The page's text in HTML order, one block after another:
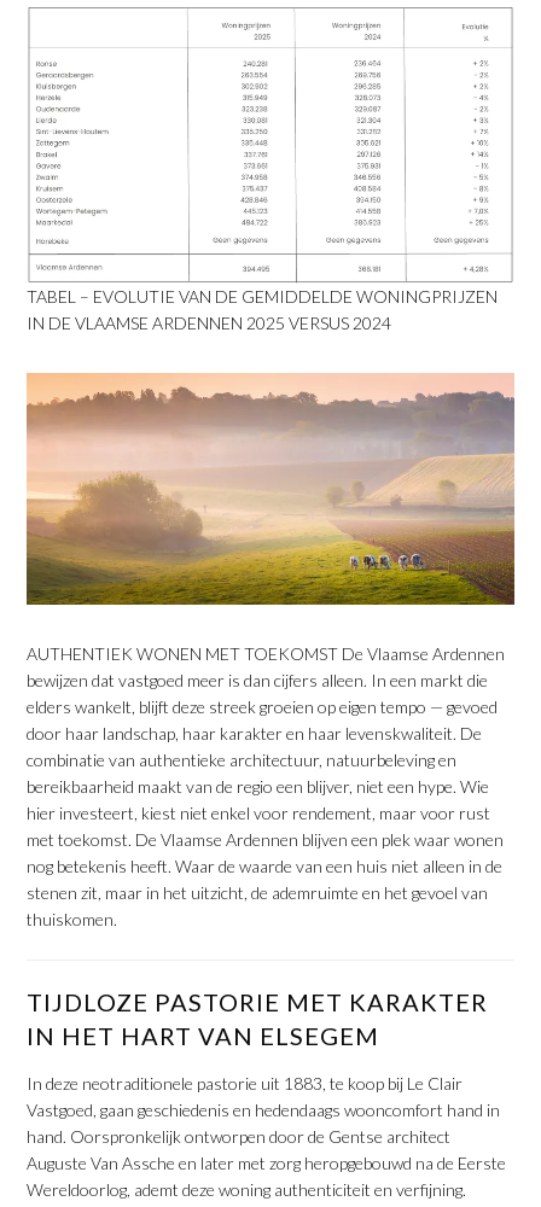
TABEL – EVOLUTIE VAN DE GEMIDDELDE WONINGPRIJZEN
IN DE VLAAMSE ARDENNEN 2025 VERSUS 2024
​AUTHENTIEK WONEN MET TOEKOMST De Vlaamse Ardennen
bewijzen dat vastgoed meer is dan cijfers alleen. In een markt die
elders wankelt, blijft deze streek groeien op eigen tempo — gevoed
door haar landschap, haar karakter en haar levenskwaliteit. De
combinatie van authentieke architectuur, natuurbeleving en
bereikbaarheid maakt van de regio een blijver, niet een hype. Wie
hier investeert, kiest niet enkel voor rendement, maar voor rust
met toekomst. De Vlaamse Ardennen blijven een plek waar wonen
nog betekenis heeft. Waar de waarde van een huis niet alleen in de
stenen zit, maar in het uitzicht, de ademruimte en het gevoel van
thuiskomen.
​TIJDLOZE PASTORIE MET KARAKTER
IN HET HART VAN ELSEGEM
In deze neotraditionele pastorie uit 1883, te koop bij Le Clair
Vastgoed, gaan geschiedenis en hedendaags wooncomfort hand in
hand. Oorspronkelijk ontworpen door de Gentse architect
Auguste Van Assche en later met zorg heropgebouwd na de Eerste
Wereldoorlog, ademt deze woning authenticiteit en verfijning.